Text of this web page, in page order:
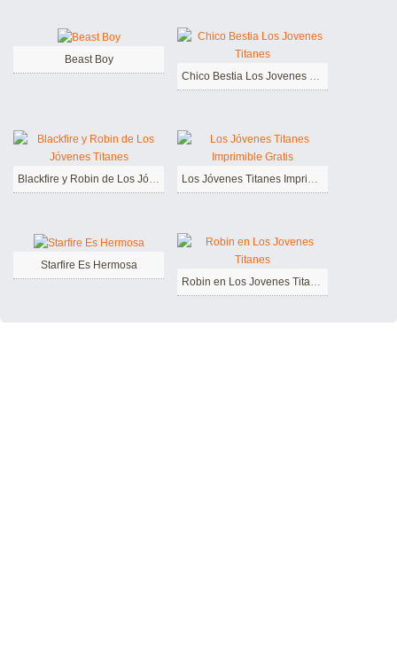
Beast Boy
Chico Bestia Los Jovenes Titanes
Blackfire y Robin de Los Jóvenes Titanes Los Jóvenes Titanes Imprimible Gratis
Starfire Es Hermosa
Robin en Los Jovenes Titanes